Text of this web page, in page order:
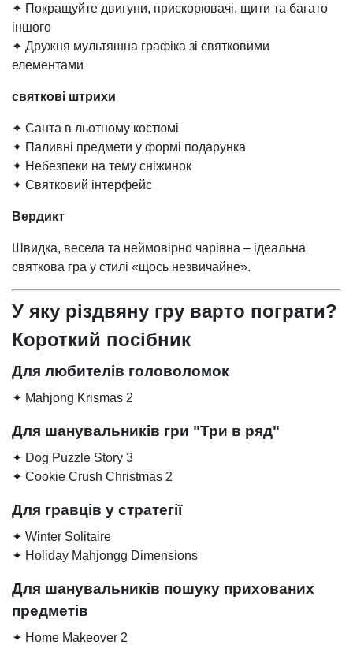
✦ Покращуйте двигуни, прискорювачі, щити та багато
іншого
✦ Дружня мультяшна графіка зі святковими
елементами
святкові штрихи
✦ Санта в льотному костюмі
✦ Паливні предмети у формі подарунка
✦ Небезпеки на тему сніжинок
✦ Святковий інтерфейс
Вердикт
Швидка, весела та неймовірно чарівна – ідеальна
святкова гра у стилі «щось незвичайне».
У яку різдвяну гру варто пограти?
Короткий посібник
Для любителів головоломок
✦ Mahjong Krismas 2
Для шанувальників гри "Три в ряд"
✦ Dog Puzzle Story 3
✦ Cookie Crush Christmas 2
Для гравців у стратегії
✦ Winter Solitaire
✦ Holiday Mahjongg Dimensions
Для шанувальників пошуку прихованих
предметів
✦ Home Makeover 2